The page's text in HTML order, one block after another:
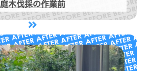
庭木伐採の作業前